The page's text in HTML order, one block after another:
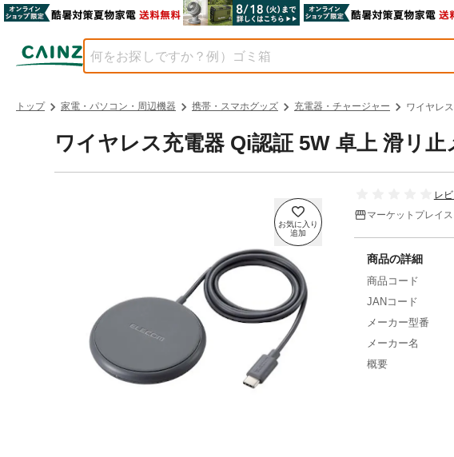
トップ 家電・パソコン・周辺機器 携帯・スマホグッズ 充電器・チャージャー ワイヤレ
ワイヤレス充電器 Qi認証 5W 卓上 滑リ
レ
マーケットプレイス
商品の詳細
商品コード
JANコード
メーカー型番
メーカー名
概要